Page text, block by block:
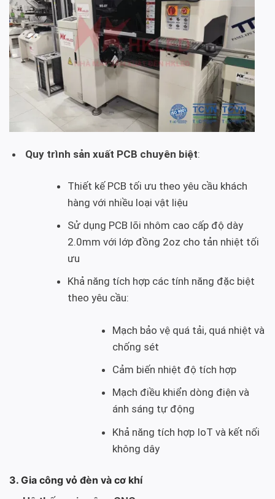
Quy trình sản xuất PCB chuyên biệt:
Thiết kế PCB tối ưu theo yêu cầu khách
hàng với nhiều loại vật liệu
Sử dụng PCB lõi nhôm cao cấp độ dày
2.0mm với lớp đồng 2oz cho tản nhiệt tối
ưu
Khả năng tích hợp các tính năng đặc biệt
theo yêu cầu:
Mạch bảo vệ quá tải, quá nhiệt và
chống sét
Cảm biến nhiệt độ tích hợp
Mạch điều khiển dòng điện và
ánh sáng tự động
Khả năng tích hợp IoT và kết nối
không dây
3. Gia công vỏ đèn và cơ khí